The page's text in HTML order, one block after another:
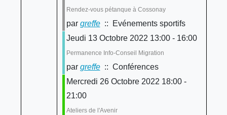
Rendez-vous pétanque à Cossonay
par greffe:: Evénements sportifs
Jeudi 13 Octobre 2022 13:00 - 16:00
Permanence Info-Conseil Migration
par greffe:: Conférences
Mercredi 26 Octobre 2022 18:00 -
21:00
Ateliers de l'Avenir